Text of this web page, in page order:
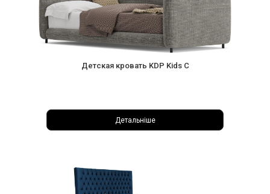
Детская кровать KDP Kids C
Детальніше